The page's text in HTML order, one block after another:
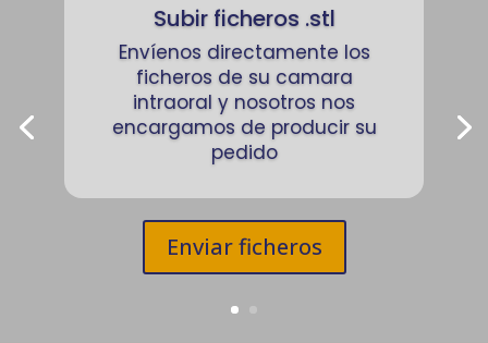
Subir ficheros .stl
Envíenos directamente los
ficheros de su camara
intraoral y nosotros nos
encargamos de producir su
pedido
Enviar ficheros